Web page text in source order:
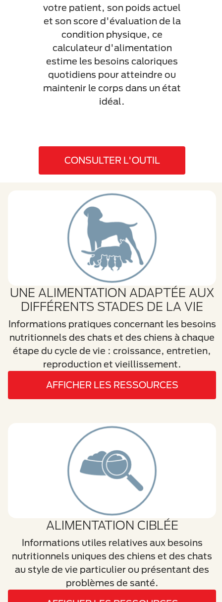
votre patient, son poids actuel
et son score d'évaluation de la
condition physique, ce
calculateur d'alimentation
estime les besoins caloriques
quotidiens pour atteindre ou
maintenir le corps dans un état
idéal.
CONSULTER L'OUTIL
UNE ALIMENTATION ADAPTÉE AUX
DIFFÉRENTS STADES DE LA VIE
Informations pratiques concernant les besoins
nutritionnels des chats et des chiens à chaque
étape du cycle de vie : croissance, entretien,
reproduction et vieillissement.
AFFICHER LES RESSOURCES
ALIMENTATION CIBLÉE
Informations utiles relatives aux besoins
nutritionnels uniques des chiens et des chats
au style de vie particulier ou présentant des
problèmes de santé.